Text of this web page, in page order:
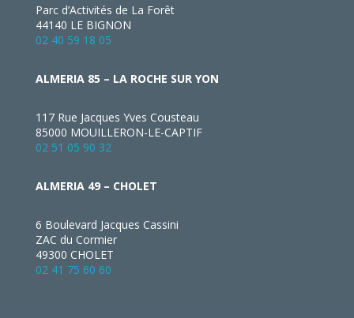
Parc d’Activités de La Forêt
44140 LE BIGNON
02 40 59 18 05
ALMERIA 85 – LA ROCHE SUR YON
117 Rue Jacques Yves Cousteau
85000 MOUILLERON-LE-CAPTIF
02 51 05 90 32
ALMERIA 49 – CHOLET
6 Boulevard Jacques Cassini
ZAC du Cormier
49300 CHOLET
02 41 75 60 60